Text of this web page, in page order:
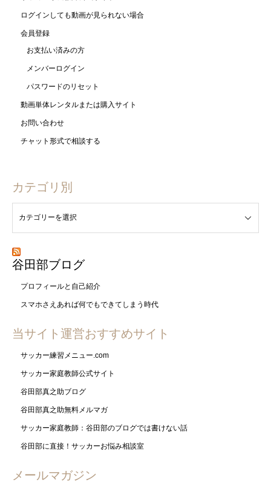
ログインしても動画が見られない場合
会員登録
お支払い済みの方
メンバーログイン
パスワードのリセット
動画単体レンタルまたは購入サイト
お問い合わせ
チャット形式で相談する
カテゴリ別
谷田部ブログ
プロフィールと自己紹介
スマホさえあれば何でもできてしまう時代
当サイト運営おすすめサイト
サッカー練習メニュー.com
サッカー家庭教師公式サイト
谷田部真之助ブログ
谷田部真之助無料メルマガ
サッカー家庭教師：谷田部のブログでは書けない話
谷田部に直接！サッカーお悩み相談室
メールマガジン